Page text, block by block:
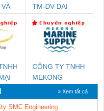
VÀ
TM-DV DAI
CÔNG TY TNHH
MEKONG
SUPPLY
» Xem tất cả
SMC Engineering